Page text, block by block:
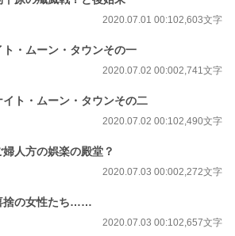
2020.07.01 00:102,603文字
・ムーン・タウンその一
2020.07.02 00:002,741文字
ト・ムーン・タウンその二
2020.07.02 00:102,490文字
人方の娯楽の殿堂？
2020.07.03 00:002,272文字
捨の女性たち……
2020.07.03 00:102,657文字